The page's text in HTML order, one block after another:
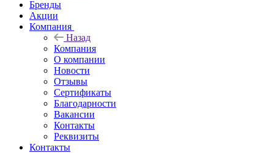
Бренды
Акции
Компания
Назад
Компания
О компании
Новости
Отзывы
Сертификаты
Благодарности
Вакансии
Контакты
Реквизиты
Контакты